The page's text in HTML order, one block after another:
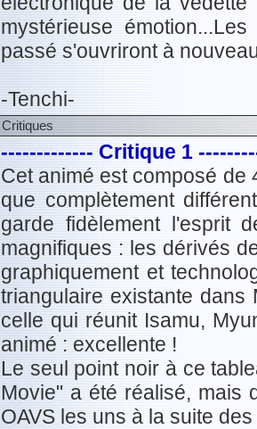
mystérieuse
passé s'ouvriront à
-Tenchi-
Critiques
------------- Critique 1
Cet animé est composé de
que complètement
garde fidèlement l'esprit
magnifiques : les dérivés
graphiquement et
triangulaire existante
celle qui réunit Isamu,
animé : excellente !
Le seul point noir à ce
Movie" a été réalisé, mais
OAVS les uns à la suite